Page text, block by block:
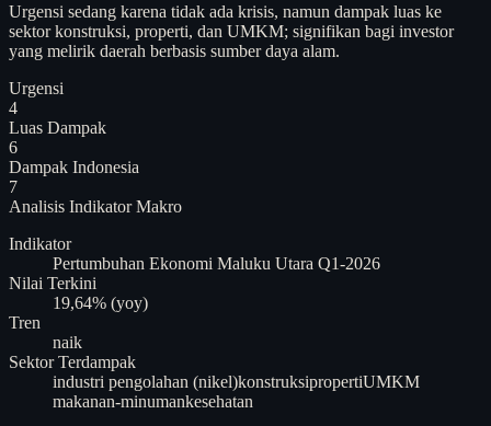
Urgensi sedang karena tidak ada krisis, namun dampak luas ke
sektor konstruksi, properti, dan UMKM; signifikan bagi investor
yang melirik daerah berbasis sumber daya alam.
Urgensi
4
Luas Dampak
6
Dampak Indonesia
7
Analisis Indikator Makro
Indikator
Pertumbuhan Ekonomi Maluku Utara Q1-2026
Nilai Terkini
19,64% (yoy)
Tren
naik
Sektor Terdampak
industri pengolahan (nikel)konstruksipropertiUMKM
makanan-minumankesehatan